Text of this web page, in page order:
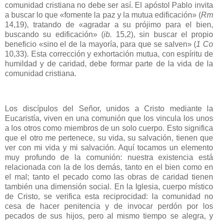
comunidad cristiana no debe ser así. El apóstol Pablo invita
a buscar lo que «fomente la paz y la mutua edificación» (Rm
14,19), tratando de «agradar a su prójimo para el bien,
buscando su edificación» (ib. 15,2), sin buscar el propio
beneficio «sino el de la mayoría, para que se salven» (1 Co
10,33). Esta corrección y exhortación mutua, con espíritu de
humildad y de caridad, debe formar parte de la vida de la
comunidad cristiana.
Los discípulos del Señor, unidos a Cristo mediante la
Eucaristía, viven en una comunión que los vincula los unos
a los otros como miembros de un solo cuerpo. Esto significa
que el otro me pertenece, su vida, su salvación, tienen que
ver con mi vida y mi salvación. Aquí tocamos un elemento
muy profundo de la comunión: nuestra existencia está
relacionada con la de los demás, tanto en el bien como en
el mal; tanto el pecado como las obras de caridad tienen
también una dimensión social. En la Iglesia, cuerpo místico
de Cristo, se verifica esta reciprocidad: la comunidad no
cesa de hacer penitencia y de invocar perdón por los
pecados de sus hijos, pero al mismo tiempo se alegra, y